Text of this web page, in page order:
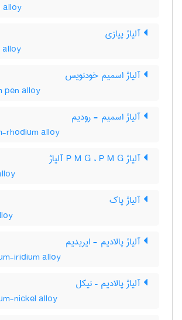
alloy
آلیاژ پیازی
آلیاژ اسمیم خودنویس
pen alloy
آلیاژ اسمیم - رودیم
rhodium alloy
آلیاژ P M G ، P M G آلیاژ
آلیاژ پاک
آلیاژ پالادیم - ایریدیم
iridium alloy
آلیاژ پالادیم – نیکل
nickel alloy